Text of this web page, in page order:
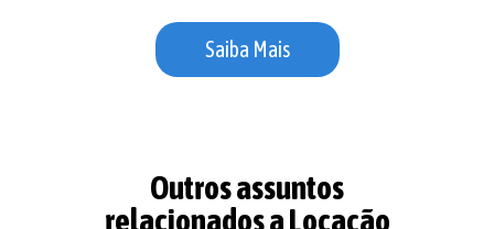
Saiba Mais
Outros assuntos
relacionados a Locação